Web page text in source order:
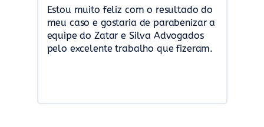
Estou muito feliz com o resultado do
meu caso e gostaria de parabenizar a
equipe do Zatar e Silva Advogados
pelo excelente trabalho que fizeram.